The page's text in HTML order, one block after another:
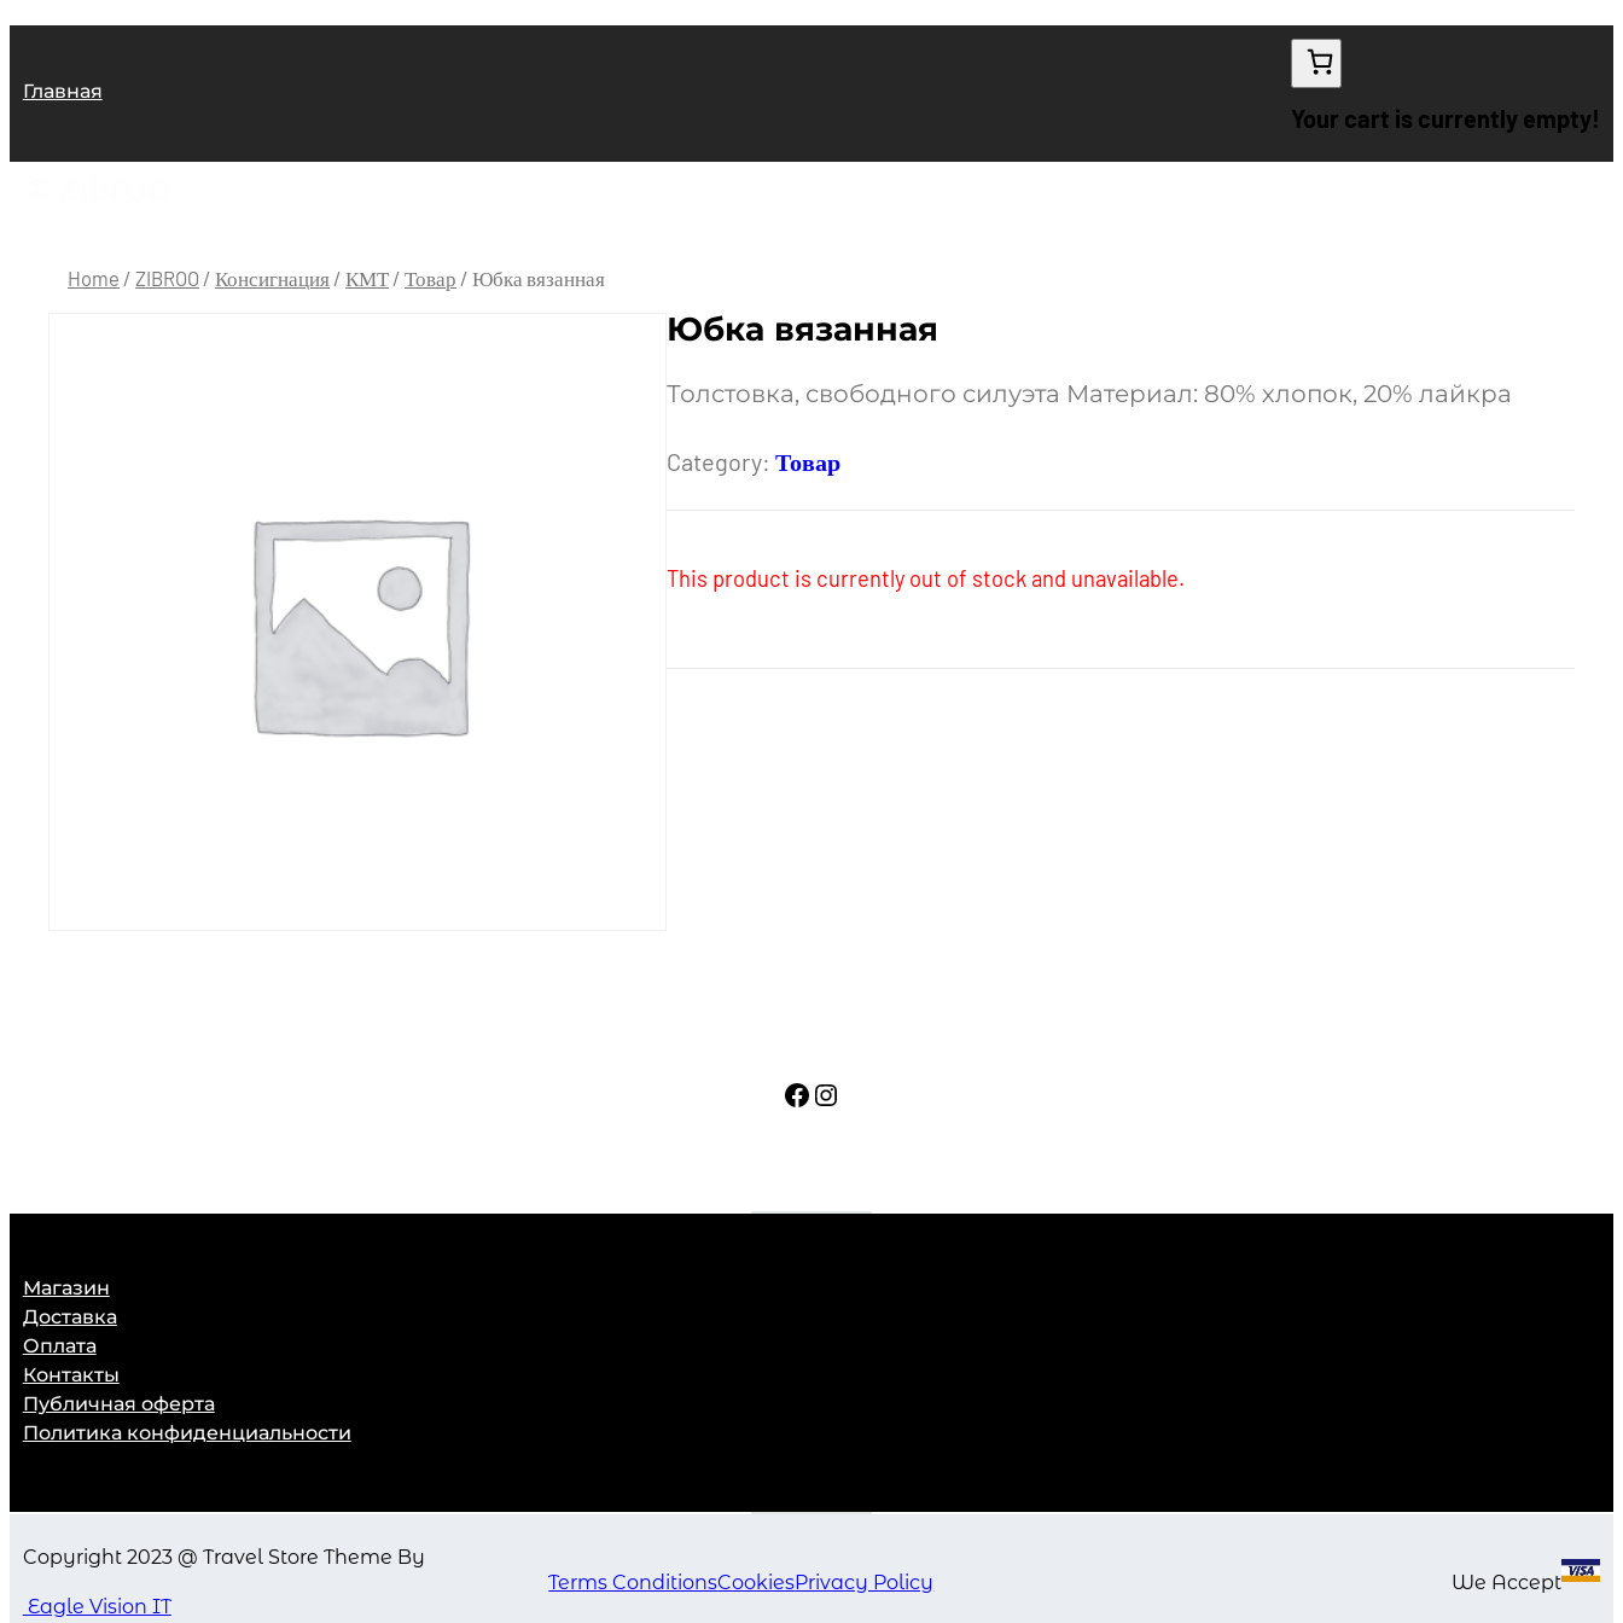
Главная
Your cart is currently empty!
Home / ZIBROO / Консигнация / КМТ / Товар / Юбка вязанная
Юбка вязанная
Толстовка, свободного силуэта Материал: 80% хлопок, 20% лайкра
Category: Товар
This product is currently out of stock and unavailable.
Facebook
Instagram
Магазин
Доставка
Оплата
Контакты
Публичная оферта
Политика конфиденциальности
Copyright 2023 @ Travel Store Theme By
Eagle Vision IT
Terms ConditionsCookiesPrivacy Policy We Accept